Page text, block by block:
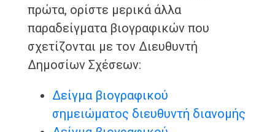
πρώτα, ορίστε μερικά άλλα
παραδείγματα βιογραφικών που
σχετίζονται με τον Διευθυντή
Δημοσίων Σχέσεων:
Δείγμα βιογραφικού
σημειώματος διευθυντή διανομής